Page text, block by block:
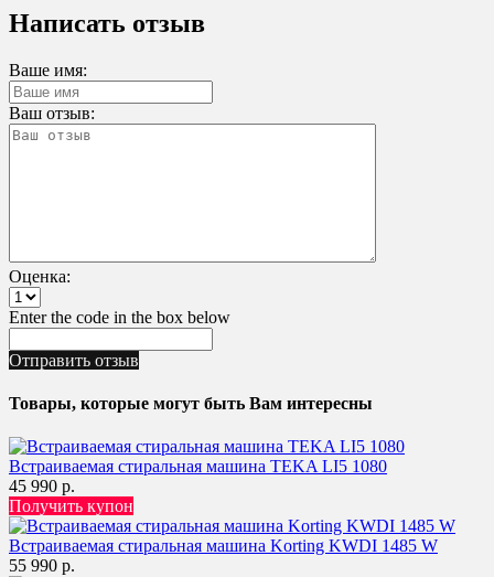
Написать отзыв
Ваше имя:
Ваш отзыв:
Оценка:
Enter the code in the box below
Отправить отзыв
Товары, которые могут быть Вам интересны
Встраиваемая стиральная машина TEKA LI5 1080
45 990 р.
Получить купон
Встраиваемая стиральная машина Korting KWDI 1485 W
55 990 р.